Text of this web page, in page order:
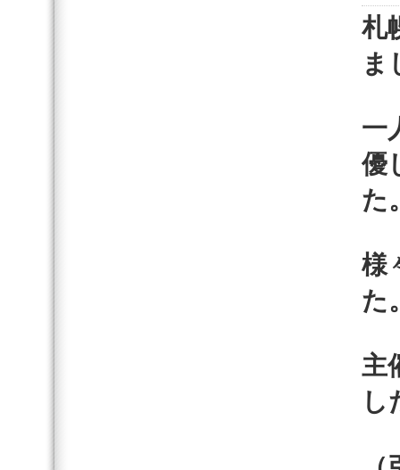
札
ま
一
優
た
様
た
主
し